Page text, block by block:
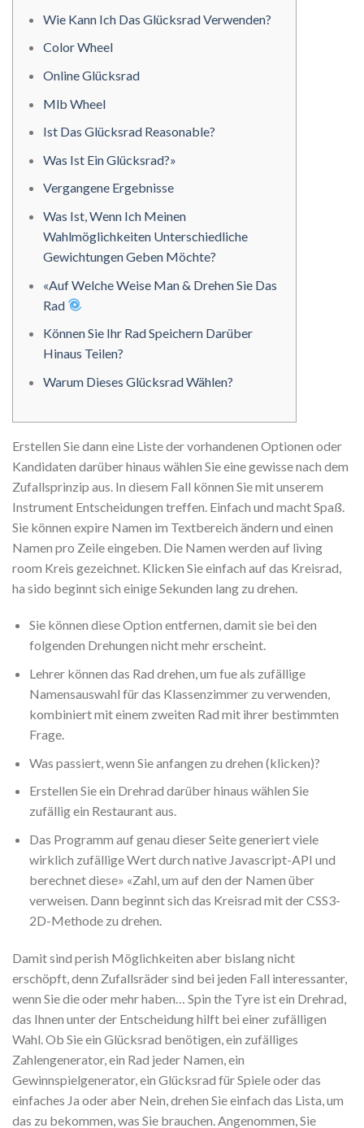
Wie Kann Ich Das Glücksrad Verwenden?
Color Wheel
Online Glücksrad
Mlb Wheel
Ist Das Glücksrad Reasonable?
Was Ist Ein Glücksrad?»
Vergangene Ergebnisse
Was Ist, Wenn Ich Meinen
Wahlmöglichkeiten Unterschiedliche
Gewichtungen Geben Möchte?
«Auf Welche Weise Man & Drehen Sie Das
Rad
Können Sie Ihr Rad Speichern Darüber
Hinaus Teilen?
Warum Dieses Glücksrad Wählen?
Erstellen Sie dann eine Liste der vorhandenen Optionen oder
Kandidaten darüber hinaus wählen Sie eine gewisse nach dem
Zufallsprinzip aus. In diesem Fall können Sie mit unserem
Instrument Entscheidungen treffen. Einfach und macht Spaß.
Sie können expire Namen im Textbereich ändern und einen
Namen pro Zeile eingeben. Die Namen werden auf living
room Kreis gezeichnet. Klicken Sie einfach auf das Kreisrad,
ha sido beginnt sich einige Sekunden lang zu drehen.
Sie können diese Option entfernen, damit sie bei den
folgenden Drehungen nicht mehr erscheint.
Lehrer können das Rad drehen, um fue als zufällige
Namensauswahl für das Klassenzimmer zu verwenden,
kombiniert mit einem zweiten Rad mit ihrer bestimmten
Frage.
Was passiert, wenn Sie anfangen zu drehen (klicken)?
Erstellen Sie ein Drehrad darüber hinaus wählen Sie
zufällig ein Restaurant aus.
Das Programm auf genau dieser Seite generiert viele
wirklich zufällige Wert durch native Javascript-API und
berechnet diese» «Zahl, um auf den der Namen über
verweisen. Dann beginnt sich das Kreisrad mit der CSS3-
2D-Methode zu drehen.
Damit sind perish Möglichkeiten aber bislang nicht
erschöpft, denn Zufallsräder sind bei jeden Fall interessanter,
wenn Sie die oder mehr haben… Spin the Tyre ist ein Drehrad,
das Ihnen unter der Entscheidung hilft bei einer zufälligen
Wahl. Ob Sie ein Glücksrad benötigen, ein zufälliges
Zahlengenerator, ein Rad jeder Namen, ein
Gewinnspielgenerator, ein Glücksrad für Spiele oder das
einfaches Ja oder aber Nein, drehen Sie einfach das Lista, um
das zu bekommen, was Sie brauchen. Angenommen, Sie